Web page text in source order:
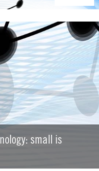
small is